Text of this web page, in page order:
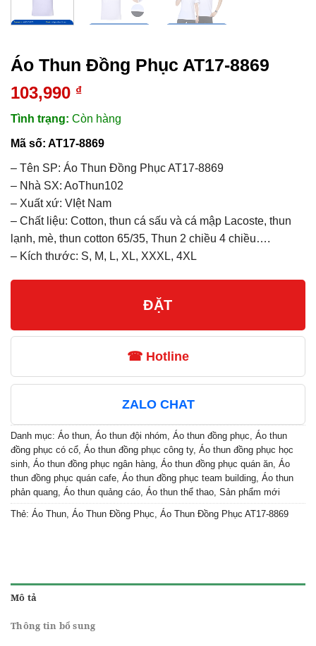
Áo Thun Đồng Phục AT17-8869
103,990 ₫
Tình trạng: Còn hàng
Mã số: AT17-8869
– Tên SP: Áo Thun Đồng Phục AT17-8869
– Nhà SX: AoThun102
– Xuất xứ: VIệt Nam
– Chất liệu: Cotton, thun cá sấu và cá mập Lacoste, thun
lạnh, mè, thun cotton 65/35, Thun 2 chiều 4 chiều….
– Kích thước: S, M, L, XL, XXXL, 4XL
ĐẶT
☎ Hotline
ZALO CHAT
Danh mục: Áo thun, Áo thun đội nhóm, Áo thun đồng phục, Áo thun
đồng phục có cổ, Áo thun đồng phục công ty, Áo thun đồng phục học
sinh, Áo thun đồng phục ngân hàng, Áo thun đồng phục quán ăn, Áo
thun đồng phục quán cafe, Áo thun đồng phục team building, Áo thun
phản quang, Áo thun quảng cáo, Áo thun thể thao, Sản phẩm mới
Thẻ: Áo Thun, Áo Thun Đồng Phục, Áo Thun Đồng Phục AT17-8869
Mô tả
Thông tin bổ sung